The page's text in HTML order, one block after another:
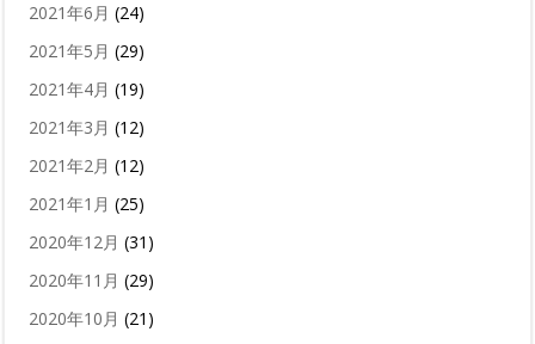
2021年6月 (24)
2021年5月 (29)
2021年4月 (19)
2021年3月 (12)
2021年2月 (12)
2021年1月 (25)
2020年12月 (31)
2020年11月 (29)
2020年10月 (21)